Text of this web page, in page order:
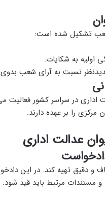
شعب تشکیل شده است:
اولیه به شکایات.
نسبت به آرای شعب
اداری در سراسر کشور فعالیت
را بر عهده دارند.
عدالت اداری
و دقیق تهیه کند. در این
مستندات مرتبط باید قید شود.